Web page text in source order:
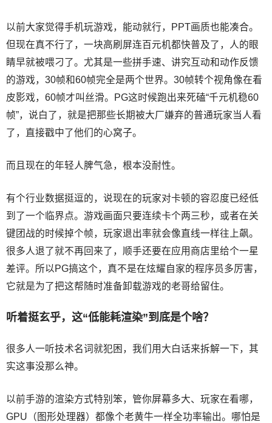
以前大家觉得手机玩游戏，能动就行，PPT画质也能凑合。
但现在真不行了，一块高刷屏连百元机都快普及了，人的眼
睛早就被喂刁了。尤其是一些拼手速、讲究互动和动作反馈
的游戏，30帧和60帧完全是两个世界。30帧转个视角像在看
皮影戏，60帧才叫丝滑。PG这时候跑出来死磕“千元机稳60
帧”，说白了，就是把那些长期被大厂嫌弃的普通玩家当人看
了，直接戳中了他们的心窝子。
而且现在的年轻人脾气急，根本没耐性。
有个行业数据挺逗的，说现在的玩家对卡顿的容忍度已经低
到了一个临界点。游戏画面只要连续卡个两三秒，或者在关
键团战的时候掉个帧，玩家退出率就会像直线一样往上飙。
很多人退了就不再回来了，顺手还要在应用商店里给个一星
差评。所以PG搞这个，真不是在炫耀自家的程序员多厉害，
它就是为了把这帮随时准备卸载游戏的老哥给留住。
听着挺玄乎，这“低能耗渲染”到底是个啥？
很多人一听技术名词就犯困，我们用大白话来拆解一下，其
实这事没那么神。
以前手游的渲染方式特别笨，管你屏幕多大、玩家在看哪，
GPU（图形处理器）都像个老黄牛一样全功率输出。哪怕是